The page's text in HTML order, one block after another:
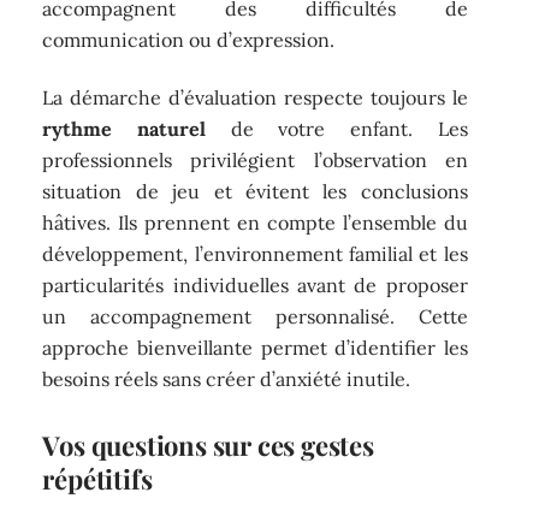
accompagnent des difficultés de
communication ou d’expression.
La démarche d’évaluation respecte toujours le
rythme naturel de votre enfant. Les
professionnels privilégient l’observation en
situation de jeu et évitent les conclusions
hâtives. Ils prennent en compte l’ensemble du
développement, l’environnement familial et les
particularités individuelles avant de proposer
un accompagnement personnalisé. Cette
approche bienveillante permet d’identifier les
besoins réels sans créer d’anxiété inutile.
Vos questions sur ces gestes
répétitifs